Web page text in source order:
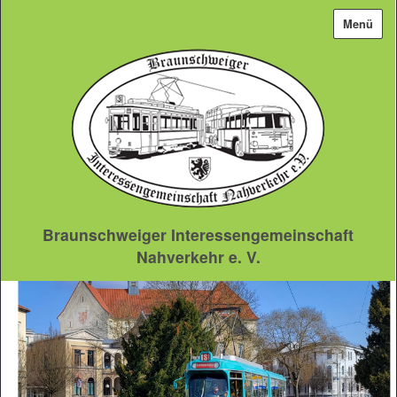
Menü
Braunschweiger Interessengemeinschaft
Nahverkehr e. V.